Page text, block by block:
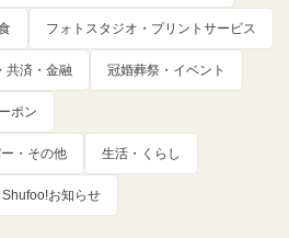
フォトスタジオ・プリントサービス
共済・金融 冠婚葬祭・イベント
ポン
・その他 生活・くらし
Shufoo!お知らせ